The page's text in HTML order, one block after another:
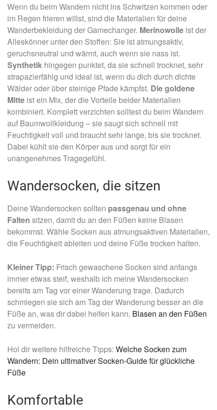
Wenn du beim Wandern nicht ins Schwitzen kommen oder
im Regen frieren willst, sind die Materialien für deine
Wanderbekleidung der Gamechanger. Merinowolle ist der
Alleskönner unter den Stoffen: Sie ist atmungsaktiv,
geruchsneutral und wärmt, auch wenn sie nass ist.
Synthetik hingegen punktet, da sie schnell trocknet, sehr
strapazierfähig und ideal ist, wenn du dich durch dichte
Wälder oder über steinige Pfade kämpfst. Die goldene
Mitte ist ein Mix, der die Vorteile beider Materialien
kombiniert. Komplett verzichten solltest du beim Wandern
auf Baumwollkleidung – sie saugt sich schnell mit
Feuchtigkeit voll und braucht sehr lange, bis sie trocknet.
Dabei kühlt sie den Körper aus und sorgt für ein
unangenehmes Tragegefühl.
Wandersocken, die sitzen
Deine Wandersocken sollten passgenau und ohne
Falten sitzen, damit du an den Füßen keine Blasen
bekommst. Wähle Socken aus atmungsaktiven Materialien,
die Feuchtigkeit ableiten und deine Füße trocken halten.
Kleiner Tipp: Frisch gewaschene Socken sind anfangs
immer etwas steif, weshalb ich meine Wandersocken
bereits am Tag vor einer Wanderung trage. Dadurch
schmiegen sie sich am Tag der Wanderung besser an die
Füße an, was dir dabei helfen kann, Blasen an den Füßen
zu vermeiden.
Hol dir weitere hilfreiche Tipps: Welche Socken zum
Wandern: Dein ultimativer Socken-Guide für glückliche
Füße
Komfortable